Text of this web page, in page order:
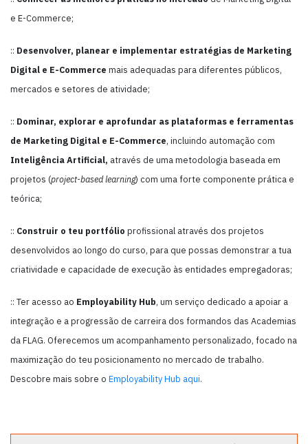
e E-Commerce;
:: Desenvolver, planear e implementar estratégias de Marketing
Digital e E-Commerce mais adequadas para diferentes públicos,
mercados e setores de atividade;
:: Dominar, explorar e aprofundar as plataformas e ferramentas
de Marketing Digital e E-Commerce, incluindo automação com
Inteligência Artificial, através de uma metodologia baseada em
projetos (project-based learning) com uma forte componente prática e
teórica;
:: Construir o teu portfólio profissional através dos projetos
desenvolvidos ao longo do curso, para que possas demonstrar a tua
criatividade e capacidade de execução às entidades empregadoras;
:: Ter acesso ao Employability Hub, um serviço dedicado a apoiar a
integração e a progressão de carreira dos formandos das Academias
da FLAG. Oferecemos um acompanhamento personalizado, focado na
maximização do teu posicionamento no mercado de trabalho.
Descobre mais sobre o Employability Hub aqui.